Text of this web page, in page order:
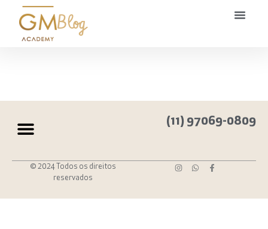
Blog
(11) 97069-0809
© 2024 Todos os direitos
reservados